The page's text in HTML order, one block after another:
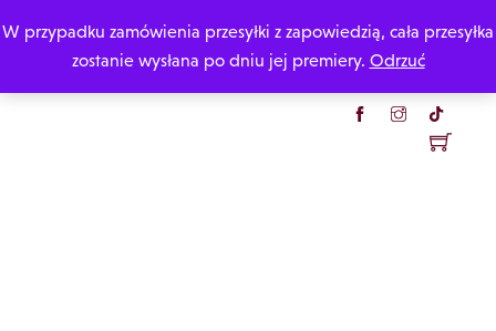
to
W przypadku zamówienia przesyłki z zapowiedzią, cała przesyłka
zostanie wysłana po dniu jej premiery. Odrzuć
Katarzyna Rzepecka
Menu